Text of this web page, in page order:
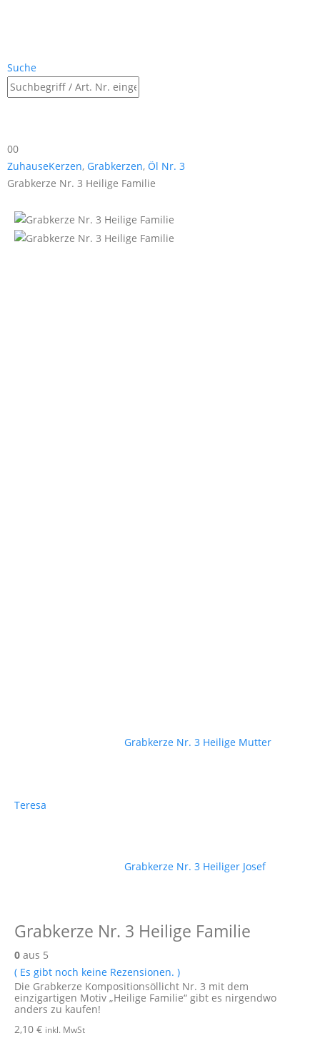
Suche
00
ZuhauseKerzen, Grabkerzen, Öl Nr. 3
Grabkerze Nr. 3 Heilige Familie
Grabkerze Nr. 3 Heilige Mutter
Teresa
Grabkerze Nr. 3 Heiliger Josef
Grabkerze Nr. 3 Heilige Familie
0 aus 5
( Es gibt noch keine Rezensionen. )
Die Grabkerze Kompositionsöllicht Nr. 3 mit dem
einzigartigen Motiv „Heilige Familie“ gibt es nirgendwo
anders zu kaufen!
2,10 € inkl. MwSt